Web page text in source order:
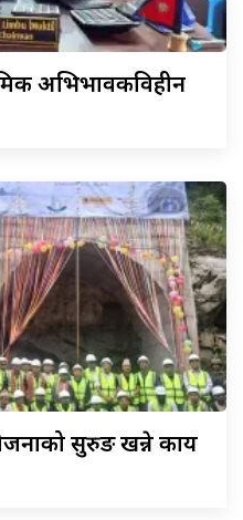
अभिभावकविहीन
सुरुङ खन्ने कार्य